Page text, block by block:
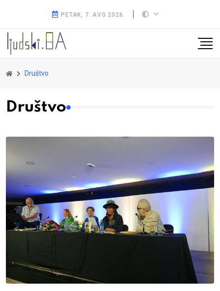
PETAK, 7. AVG 2026.
Društvo
Društvo